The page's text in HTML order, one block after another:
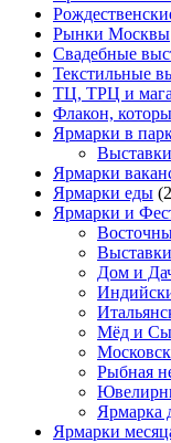
Рынки Москвы
Свадебные
Текстильные
ТЦ, ТРЦ и
Флакон,
Ярмарки в
Ярмарки
Ярмарки еды
Ярмарки и
Дом и
Мёд и
Рыбная
Ярмарка
Ярмарки